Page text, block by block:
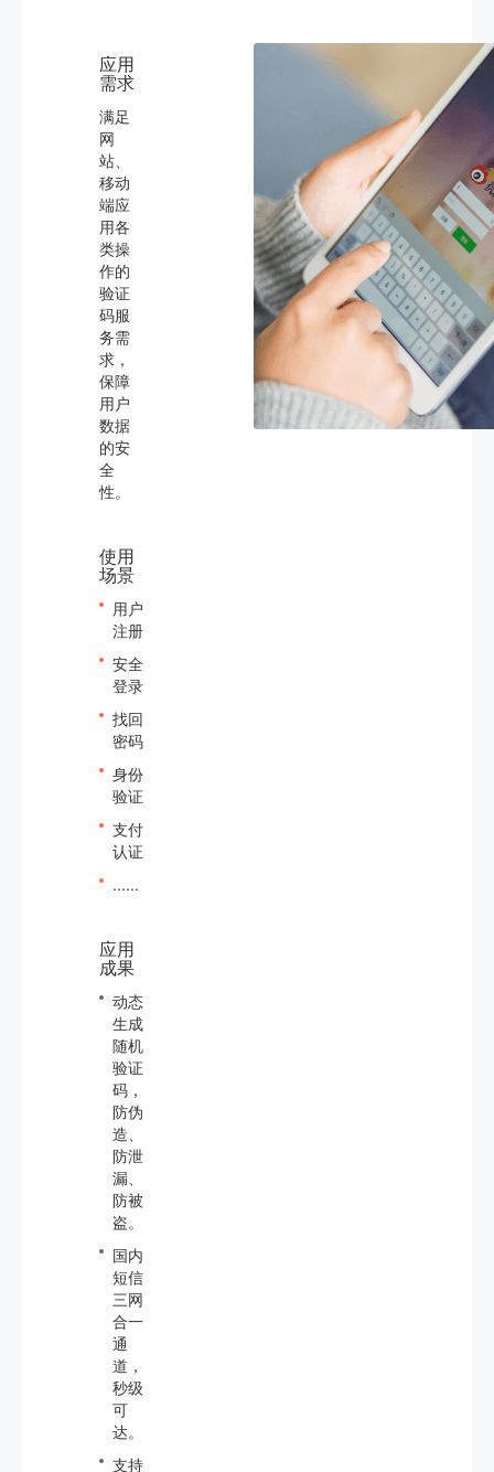
应用
需求
满足
网
站、
移动
端应
用各
类操
作的
验证
码服
务需
求，
保障
用户
数据
的安
全
性。
使用
场景
用户
注册
安全
登录
找回
密码
身份
验证
支付
认证
......
应用
成果
动态
生成
随机
验证
码，
防伪
造、
防泄
漏、
防被
盗。
国内
短信
三网
合一
通
道，
秒级
可
达。
支持